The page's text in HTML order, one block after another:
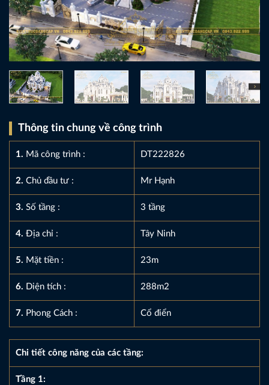
Thông tin chung về công trình
1. Mã công trình : DT222826
2. Chủ đầu tư : Mr Hạnh
3. Số tầng : 3 tầng
4. Địa chỉ : Tây Ninh
5. Mặt tiền : 23m
6. Diện tích : 288m2
7. Phong Cách : Cổ điển
Chi tiết công năng của các tầng:
Tầng 1: